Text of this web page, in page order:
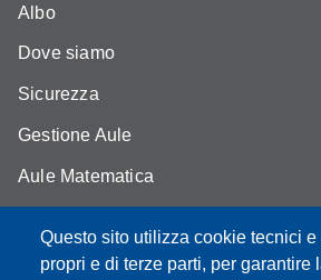
Questo sito utilizza cookie tecnici
propri e di terze parti, per garantire
Albo
Dove siamo
Sicurezza
Gestione Aule
Aule Matematica
Portale studenti